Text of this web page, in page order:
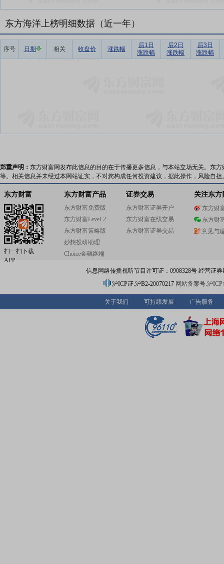
东方海洋上榜明细数据（近一年）
序号 日期 相关 收盘价 涨跌幅
后1日
涨跌幅
后2日
涨跌幅
后3日
涨跌幅
郑重声明： 东方财富网发布此信息的目的在于传播更多信息，与本站立场无关。东
等。相关信息并未经过本网站证实，不对您构成任何投资建议，据此操作，风险自担